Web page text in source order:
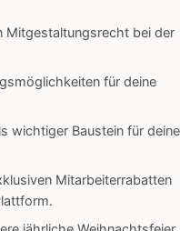
Mitgestaltungsrecht bei der
für deine
wichtiger Baustein für deine
Mitarbeiterrabatten